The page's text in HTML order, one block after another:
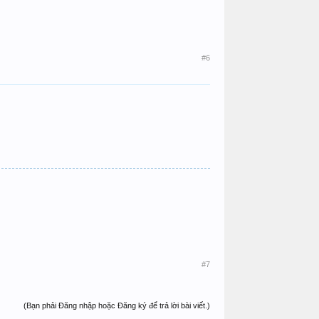
#6
#7
(Bạn phải Đăng nhập hoặc Đăng ký để trả lời bài viết.)